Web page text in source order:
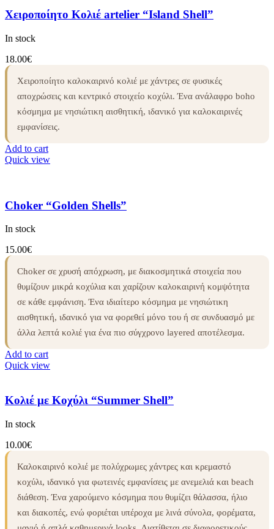
Χειροποίητο Κολιέ artelier “Island Shell”
In stock
18.00€
Χειροποίητο καλοκαιρινό κολιέ με χάντρες σε φυσικές
αποχρώσεις και κεντρικό στοιχείο κοχύλι. Ένα ανάλαφρο boho
κόσμημα με νησιώτικη αισθητική, ιδανικό για καλοκαιρινές
εμφανίσεις.
Add to cart
Quick view
Choker “Golden Shells”
In stock
15.00€
Choker σε χρυσή απόχρωση, με διακοσμητικά στοιχεία που
θυμίζουν μικρά κοχύλια και χαρίζουν καλοκαιρινή κομψότητα
σε κάθε εμφάνιση. Ένα ιδιαίτερο κόσμημα με νησιώτικη
αισθητική, ιδανικό για να φορεθεί μόνο του ή σε συνδυασμό με
άλλα λεπτά κολιέ για ένα πιο σύγχρονο layered αποτέλεσμα.
Add to cart
Quick view
Κολιέ με Κοχύλι “Summer Shell”
In stock
10.00€
Καλοκαιρινό κολιέ με πολύχρωμες χάντρες και κρεμαστό
κοχύλι, ιδανικό για φωτεινές εμφανίσεις με ανεμελιά και beach
διάθεση. Ένα χαρούμενο κόσμημα που θυμίζει θάλασσα, ήλιο
και διακοπές, ενώ φοριέται υπέροχα με λινά σύνολα, φορέματα,